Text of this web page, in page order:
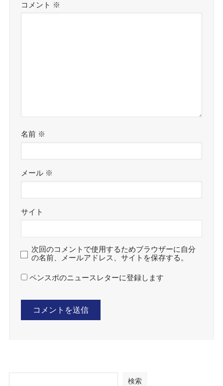
コメント ※
名前 ※
メール ※
サイト
次回のコメントで使用するためブラウザーに自分
の名前、メールアドレス、サイトを保存する。
ペンスポのニュースレターに登録します
検索